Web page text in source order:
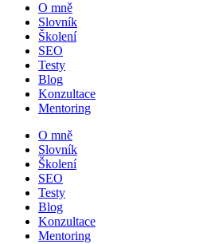
O mně
Slovník
Školení
SEO
Testy
Blog
Konzultace
Mentoring
O mně
Slovník
Školení
SEO
Testy
Blog
Konzultace
Mentoring